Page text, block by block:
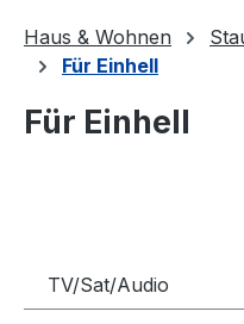
Haus & Wohnen
Für Einhell
Für Einhell
TV/Sat/Audio